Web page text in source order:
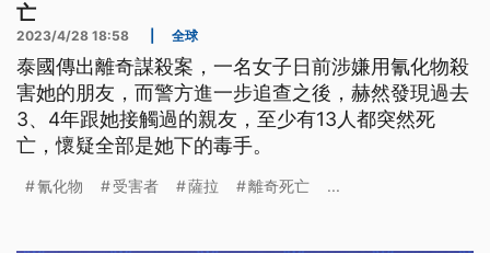
亡
2023/4/28 18:58 全球
泰國傳出離奇謀殺案，一名女子日前涉嫌用氰化物殺
害她的朋友，而警方進一步追查之後，赫然發現過去
3、4年跟她接觸過的親友，至少有13人都突然死
亡，懷疑全部是她下的毒手。
氰化物 受害者 薩拉 離奇死亡 ...